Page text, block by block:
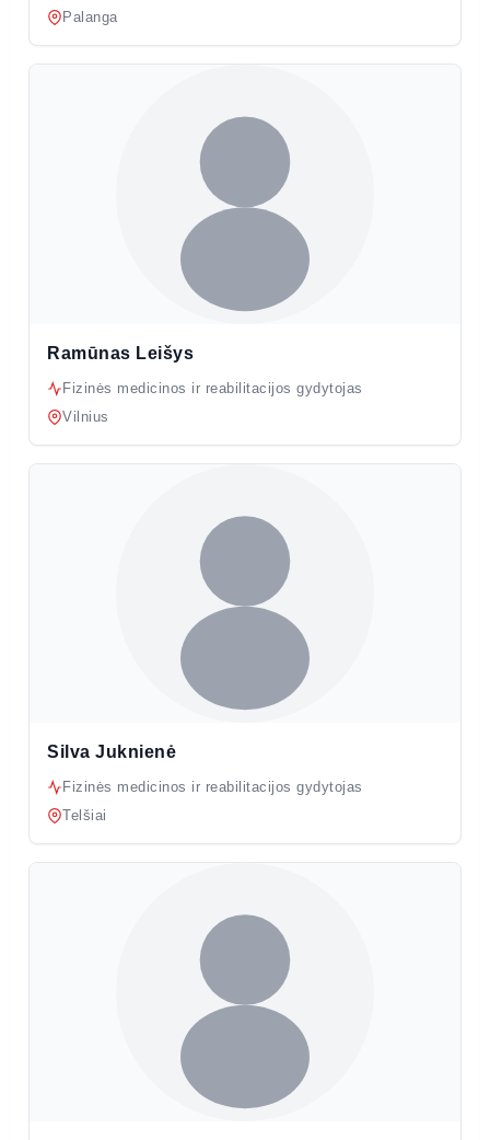
Palanga
Ramūnas Leišys
Fizinės medicinos ir reabilitacijos gydytojas
Vilnius
Silva Juknienė
Fizinės medicinos ir reabilitacijos gydytojas
Telšiai